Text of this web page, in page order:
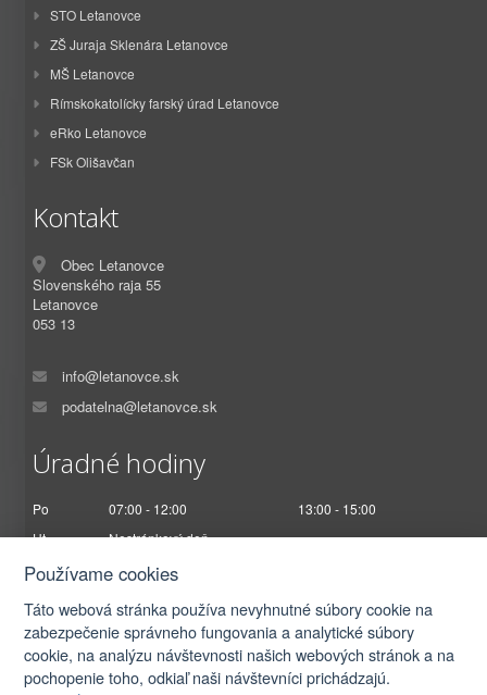
STO Letanovce
ZŠ Juraja Sklenára Letanovce
MŠ Letanovce
Rímskokatolícky farský úrad Letanovce
eRko Letanovce
FSk Olišavčan
Kontakt
Obec Letanovce
Slovenského raja 55
Letanovce
053 13
info@letanovce.sk
podatelna@letanovce.sk
Úradné hodiny
Po 07:00 - 12:00
13:00 - 15:00
Ut
Nestránkový deň
St
07:00 - 12:00
Pi
07:00 - 12:30
Používame cookies
Táto webová stránka používa nevyhnutné súbory cookie na
zabezpečenie správneho fungovania a analytické súbory
cookie, na analýzu návštevnosti našich webových stránok a na
pochopenie toho, odkiaľ naši návštevníci prichádzajú.